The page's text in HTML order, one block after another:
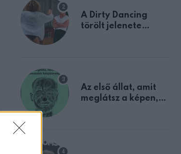
A Dirty Dancing
törölt jelenete
Az első állat, amit
meglátsz a képen,